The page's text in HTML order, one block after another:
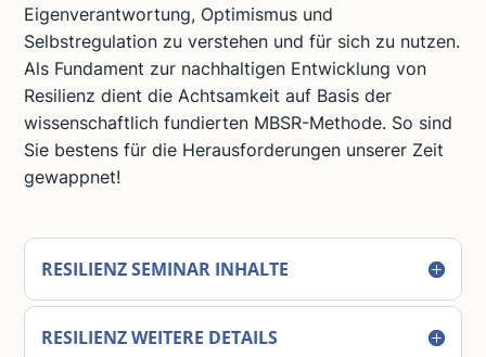
Eigenverantwortung, Optimismus und
Selbstregulation zu verstehen und für sich zu nutzen.
Als Fundament zur nachhaltigen Entwicklung von
Resilienz dient die Achtsamkeit auf Basis der
wissenschaftlich fundierten MBSR-Methode. So sind
Sie bestens für die Herausforderungen unserer Zeit
gewappnet!
RESILIENZ SEMINAR INHALTE
RESILIENZ WEITERE DETAILS